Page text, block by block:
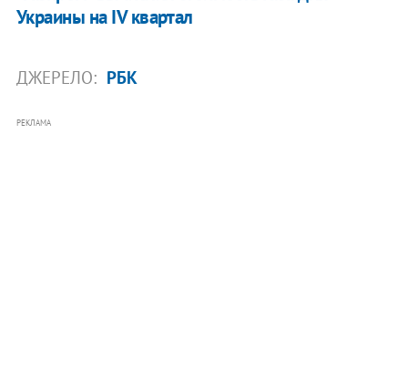
Украины на IV квартал
ДЖЕРЕЛО: РБК
РЕКЛАМА